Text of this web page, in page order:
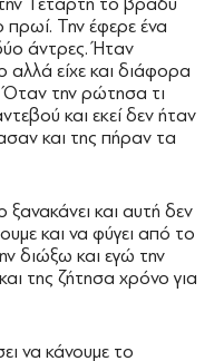
Τετάρτη το βράδυ
πρωί. Την έφερε ένα
άντρες. Ήταν
είχε και διάφορα
την ρώτησα τι
και εκεί δεν ήταν
και της πήραν τα
ξανακάνει και αυτή δεν
και να φύγει από το
διώξω και εγώ την
της ζήτησα χρόνο για
να κάνουμε το